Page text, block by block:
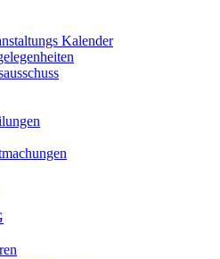
Kalender